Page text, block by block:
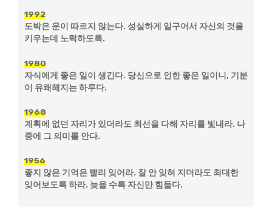
1992
도박은 운이 따르지 않는다. 성실하게 일구어서 자신의 것을
키우는데 노력하도록.
1980
자식에게 좋은 일이 생긴다. 당신으로 인한 좋은 일이니, 기분
이 유쾌해지는 하루다.
1968
계획에 없던 자리가 있더라도 최선을 다해 자리를 빛내라. 나
중에 그 의미를 안다.
1956
좋지 않은 기억은 빨리 잊어라. 잘 안 잊혀 지더라도 최대한
잊어보도록 하라. 늦을 수록 자신만 힘들다.